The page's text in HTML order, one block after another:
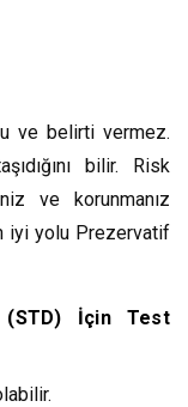
ve belirti vermez.
bilir. Risk
ve korunmanız
iyi yolu Prezervatif
(STD) İçin Test